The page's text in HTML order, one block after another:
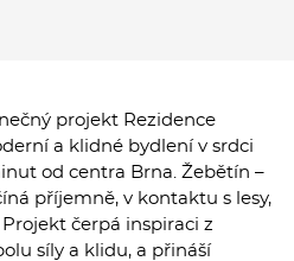
projekt Rezidence
a klidné bydlení v srdci
od centra Brna. Žebětín –
příjemně, v kontaktu s lesy,
čerpá inspiraci z
síly a klidu, a přináší